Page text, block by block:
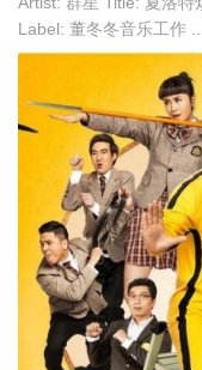
Label: 董冬冬音乐工作